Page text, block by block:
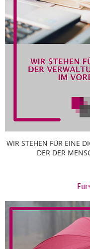
WIR STEHEN FÜR EINE
DER DER